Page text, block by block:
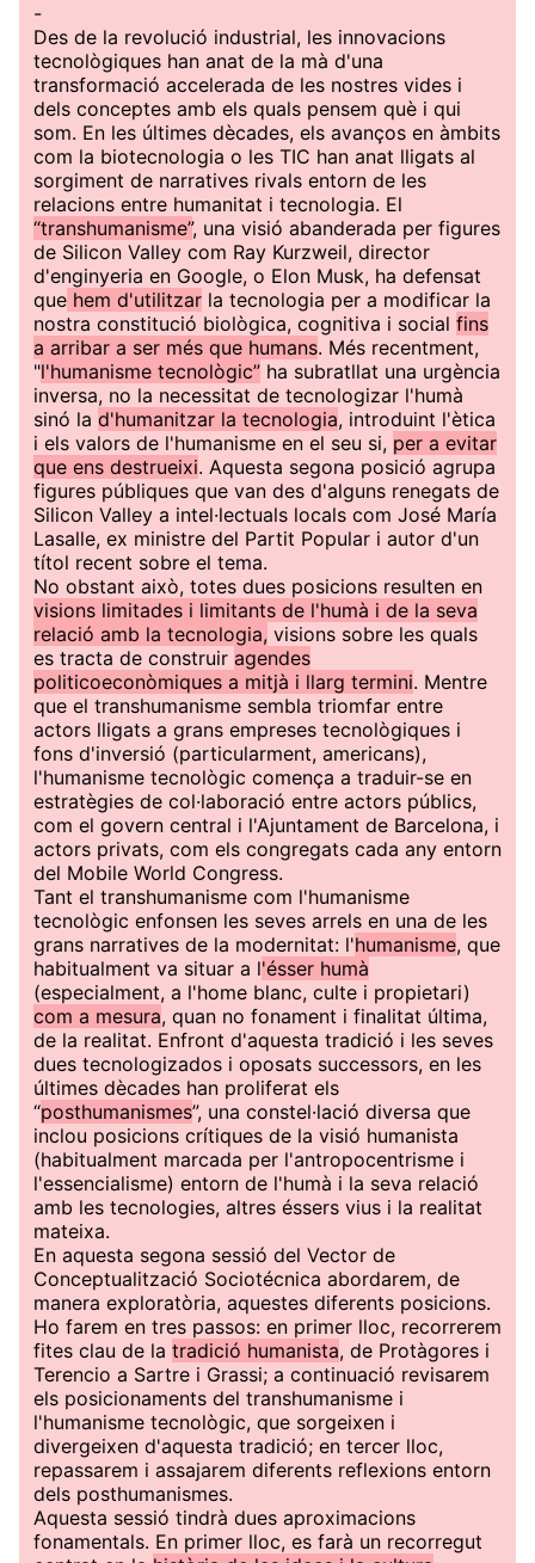
-
Des de la revolució industrial, les innovacions
tecnològiques han anat de la mà d'una
transformació accelerada de les nostres vides i
dels conceptes amb els quals pensem què i qui
som. En les últimes dècades, els avanços en àmbits
com la biotecnologia o les TIC han anat lligats al
sorgiment de narratives rivals entorn de les
relacions entre humanitat i tecnologia. El
“transhumanisme”, una visió abanderada per figures
de Silicon Valley com Ray Kurzweil, director
d'enginyeria en Google, o Elon Musk, ha defensat
que hem d'utilitzar la tecnologia per a modificar la
nostra constitució biològica, cognitiva i social fins
a arribar a ser més que humans. Més recentment,
"l'humanisme tecnològic” ha subratllat una urgència
inversa, no la necessitat de tecnologizar l'humà
sinó la d'humanitzar la tecnologia, introduint l'ètica
i els valors de l'humanisme en el seu si, per a evitar
que ens destrueixi. Aquesta segona posició agrupa
figures públiques que van des d'alguns renegats de
Silicon Valley a intel·lectuals locals com José María
Lasalle, ex ministre del Partit Popular i autor d'un
títol recent sobre el tema.
No obstant això, totes dues posicions resulten en
visions limitades i limitants de l'humà i de la seva
relació amb la tecnologia, visions sobre les quals
es tracta de construir agendes
politicoeconòmiques a mitjà i llarg termini. Mentre
que el transhumanisme sembla triomfar entre
actors lligats a grans empreses tecnològiques i
fons d'inversió (particularment, americans),
l'humanisme tecnològic comença a traduir-se en
estratègies de col·laboració entre actors públics,
com el govern central i l'Ajuntament de Barcelona, i
actors privats, com els congregats cada any entorn
del Mobile World Congress.
Tant el transhumanisme com l'humanisme
tecnològic enfonsen les seves arrels en una de les
grans narratives de la modernitat: l'humanisme, que
habitualment va situar a l'ésser humà
(especialment, a l'home blanc, culte i propietari)
com a mesura, quan no fonament i finalitat última,
de la realitat. Enfront d'aquesta tradició i les seves
dues tecnologizados i oposats successors, en les
últimes dècades han proliferat els
“posthumanismes”, una constel·lació diversa que
inclou posicions crítiques de la visió humanista
(habitualment marcada per l'antropocentrisme i
l'essencialisme) entorn de l'humà i la seva relació
amb les tecnologies, altres éssers vius i la realitat
mateixa.
En aquesta segona sessió del Vector de
Conceptualització Sociotécnica abordarem, de
manera exploratòria, aquestes diferents posicions.
Ho farem en tres passos: en primer lloc, recorrerem
fites clau de la tradició humanista, de Protàgores i
Terencio a Sartre i Grassi; a continuació revisarem
els posicionaments del transhumanisme i
l'humanisme tecnològic, que sorgeixen i
divergeixen d'aquesta tradició; en tercer lloc,
repassarem i assajarem diferents reflexions entorn
dels posthumanismes.
Aquesta sessió tindrà dues aproximacions
fonamentals. En primer lloc, es farà un recorregut